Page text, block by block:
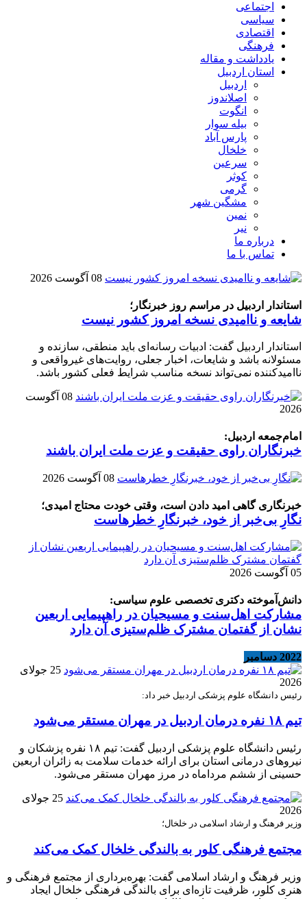
اجتماعی
سیاسی
اقتصادی
فرهنگی
یادداشت و مقاله
استان اردبیل
اردبیل
اصلاندوز
انگوت
بیله سوار
پارس آباد
خلخال
سرعین
کوثر
گرمی
مشگین شهر
نمین
نیر
درباره ما
تماس با ما
08 آگوست 2026
استاندار اردبیل در مراسم روز خبرنگار؛
شایعه و ناامیدی نسخه امروز کشور نیست
استاندار اردبیل گفت: ادبیات رسانه‌ای باید منطقی، سازنده و
مسئولانه باشد و شایعات، اخبار جعلی، روایت‌های غیرواقعی و
ناامیدکننده نمی‌تواند نسخه مناسب شرایط فعلی کشور باشد.
08 آگوست
2026
امام‌جمعه اردبیل:
خبرنگاران راوی حقیقت و عزت ملت ایران باشند
08 آگوست 2026
خبرنگاری گاهی امید دادن است، وقتی خودت محتاج امیدی؛
نگارِ بی‌خبر از خود، خبرنگارِ خطرهاست
05 آگوست 2026
دانش‌آموخته دکتری تخصصی علوم سیاسی:
مشارکت اهل‌سنت و مسیحیان در راهپیمایی اربعین
نشان از گفتمان مشترک ظلم‌ستیزی آن دارد
2022 دسامبر
25 جولای
2026
رئیس دانشگاه علوم پزشکی اردبیل خبر داد:
تیم ۱۸ نفره درمان اردبیل در مهران مستقر می‌شود
رئیس دانشگاه علوم پزشکی اردبیل گفت: تیم ۱۸ نفره پزشکان و
نیروهای درمانی استان برای ارائه خدمات سلامت به زائران اربعین
حسینی از ششم مرداماه در مرز مهران مستقر می‌شود.
25 جولای
2026
وزیر فرهنگ و ارشاد اسلامی در خلخال؛
مجتمع فرهنگی کلور به بالندگی خلخال کمک می‌کند
وزیر فرهنگ و ارشاد اسلامی گفت: بهره‌برداری از مجتمع فرهنگی و
هنری کلور، ظرفیت تازه‌ای برای بالندگی فرهنگی خلخال ایجاد